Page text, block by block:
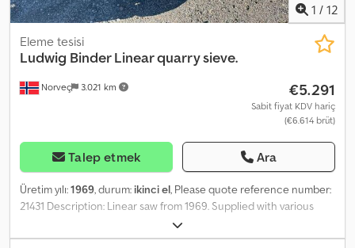
1 / 12
Norveç 3.021 km
Eleme tesisi
Ludwig Binder Linear quarry sieve.
€5.291
Sabit fiyat KDV hariç
(€6.614 brüt)
Talep etmek Ara
Üretim yılı:1969, durum: ikinci el, Please quote reference number:
21431 Description: Linear saw from 1969. Supplied with various
spare parts, including an eccentric shaft and bushings. Ready for
delivery. Net weight: 111 Model: Binder Lineærsikt = Further